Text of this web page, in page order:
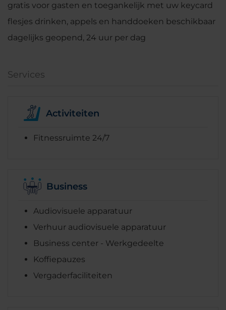
gratis voor gasten en toegankelijk met uw keycard
flesjes drinken, appels en handdoeken beschikbaar
dagelijks geopend, 24 uur per dag
Services
Activiteiten
Fitnessruimte 24/7
Business
Audiovisuele apparatuur
Verhuur audiovisuele apparatuur
Business center - Werkgedeelte
Koffiepauzes
Vergaderfaciliteiten